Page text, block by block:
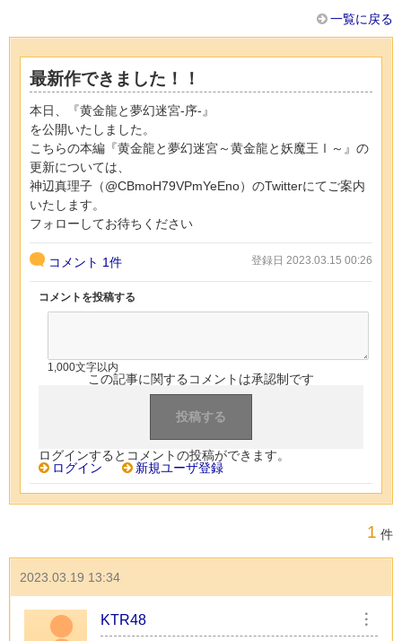
一覧に戻る
最新作できました！！
本日、『黄金龍と夢幻迷宮-序-』
を公開いたしました。
こちらの本編『黄金龍と夢幻迷宮～黄金龍と妖魔王Ⅰ～』の
更新については、
神辺真理子（@CBmoH79VPmYeEno）のTwitterにてご案内
いたします。
フォローしてお待ちください
コメント 1件 登録日 2023.03.15 00:26
コメントを投稿する
1,000文字以内
この記事に関するコメントは承認制です
ログインするとコメントの投稿ができます。
ログイン
新規ユーザ登録
1 件
2023.03.19 13:34
KTR48 ︙